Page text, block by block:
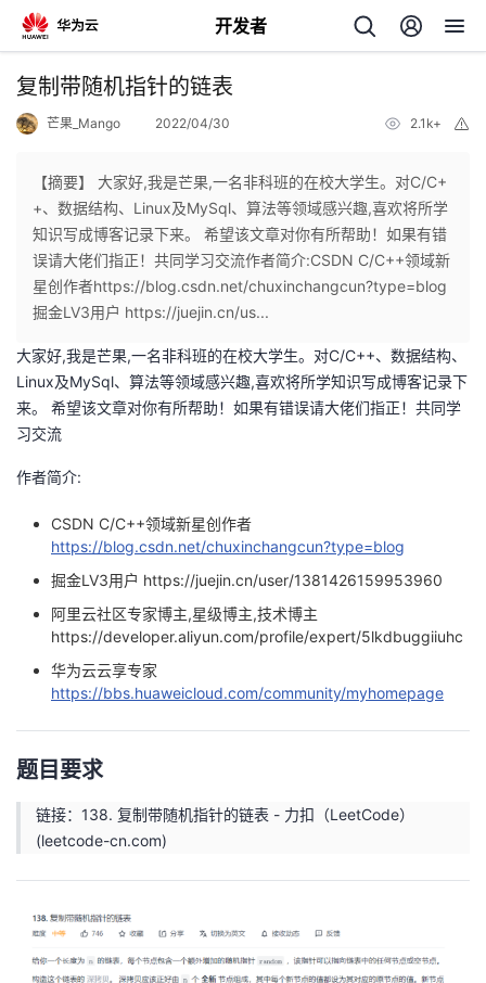
开发者
返
个
人
主
页
我
的
开
发
者
我
的
博
客
我
的
论
坛
我
的
圈
子
我
的
直
我
的
动
我
关
的
我
复制带随机指针的链表
芒果_Mango 2022/04/30 2.1k+
【摘要】 大家好,我是芒果,一名非科班的在校大学生。对C/C+
+、数据结构、Linux及MySql、算法等领域感兴趣,喜欢将所学
知识写成博客记录下来。 希望该文章对你有所帮助！如果有错
误请大佬们指正！共同学习交流作者简介:CSDN C/C++领域新
星创作者https://blog.csdn.net/chuxinchangcun?type=blog
掘金LV3用户 https://juejin.cn/us...
大家好,我是芒果,一名非科班的在校大学生。对C/C++、数据结构、
Linux及MySql、算法等领域感兴趣,喜欢将所学知识写成博客记录下
来。 希望该文章对你有所帮助！如果有错误请大佬们指正！共同学
习交流
作者简介:
CSDN C/C++领域新星创作者
https://blog.csdn.net/chuxinchangcun?type=blog
掘金LV3用户 https://juejin.cn/user/1381426159953960
阿里云社区专家博主,星级博主,技术博主
https://developer.aliyun.com/profile/expert/5lkdbuggiiuhc
华为云云享专家
https://bbs.huaweicloud.com/community/myhomepage
题目要求
链接： 138. 复制带随机指针的链表 - 力扣（LeetCode）
(leetcode-cn.com)